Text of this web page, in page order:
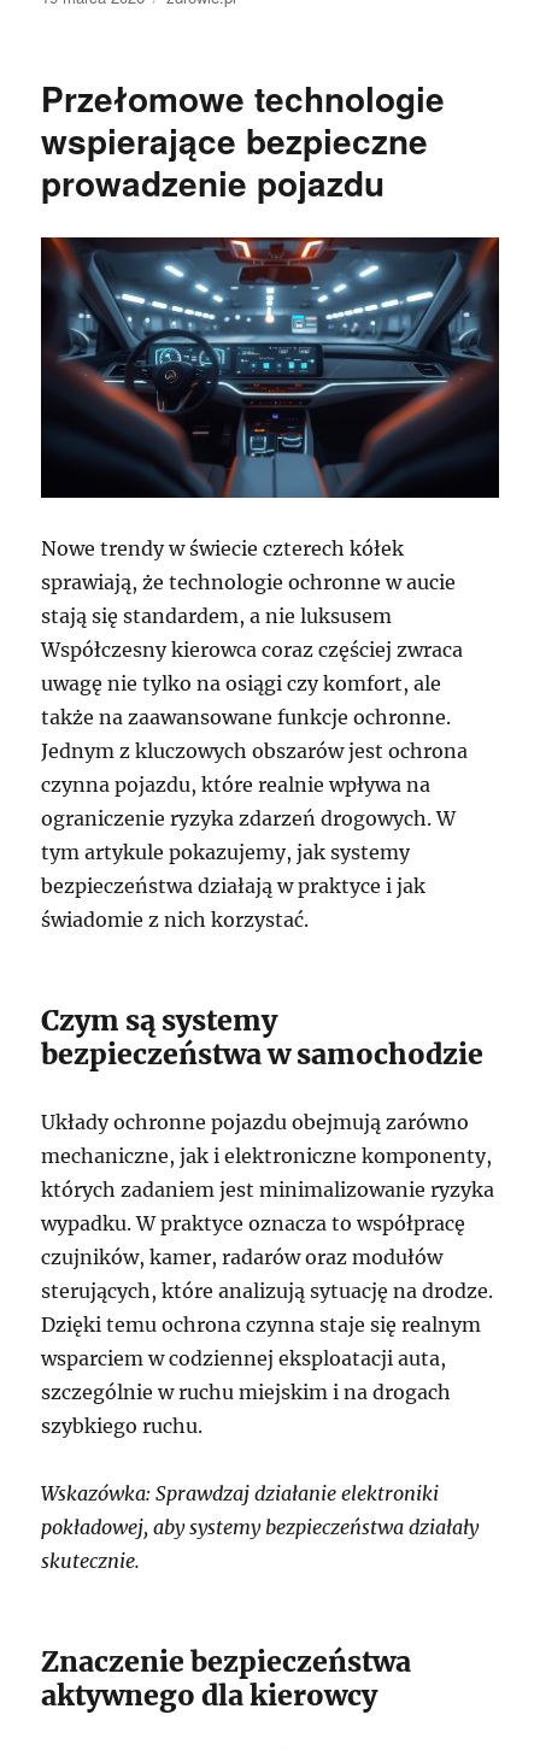
Przełomowe technologie
wspierające bezpieczne
prowadzenie pojazdu
Nowe trendy w świecie czterech kółek
sprawiają, że technologie ochronne w aucie
stają się standardem, a nie luksusem
Współczesny kierowca coraz częściej zwraca
uwagę nie tylko na osiągi czy komfort, ale
także na zaawansowane funkcje ochronne.
Jednym z kluczowych obszarów jest ochrona
czynna pojazdu, które realnie wpływa na
ograniczenie ryzyka zdarzeń drogowych. W
tym artykule pokazujemy, jak systemy
bezpieczeństwa działają w praktyce i jak
świadomie z nich korzystać.
Czym są systemy
bezpieczeństwa w samochodzie
Układy ochronne pojazdu obejmują zarówno
mechaniczne, jak i elektroniczne komponenty,
których zadaniem jest minimalizowanie ryzyka
wypadku. W praktyce oznacza to współpracę
czujników, kamer, radarów oraz modułów
sterujących, które analizują sytuację na drodze.
Dzięki temu ochrona czynna staje się realnym
wsparciem w codziennej eksploatacji auta,
szczególnie w ruchu miejskim i na drogach
szybkiego ruchu.
Wskazówka: Sprawdzaj działanie elektroniki
pokładowej, aby systemy bezpieczeństwa działały
skutecznie.
Znaczenie bezpieczeństwa
aktywnego dla kierowcy